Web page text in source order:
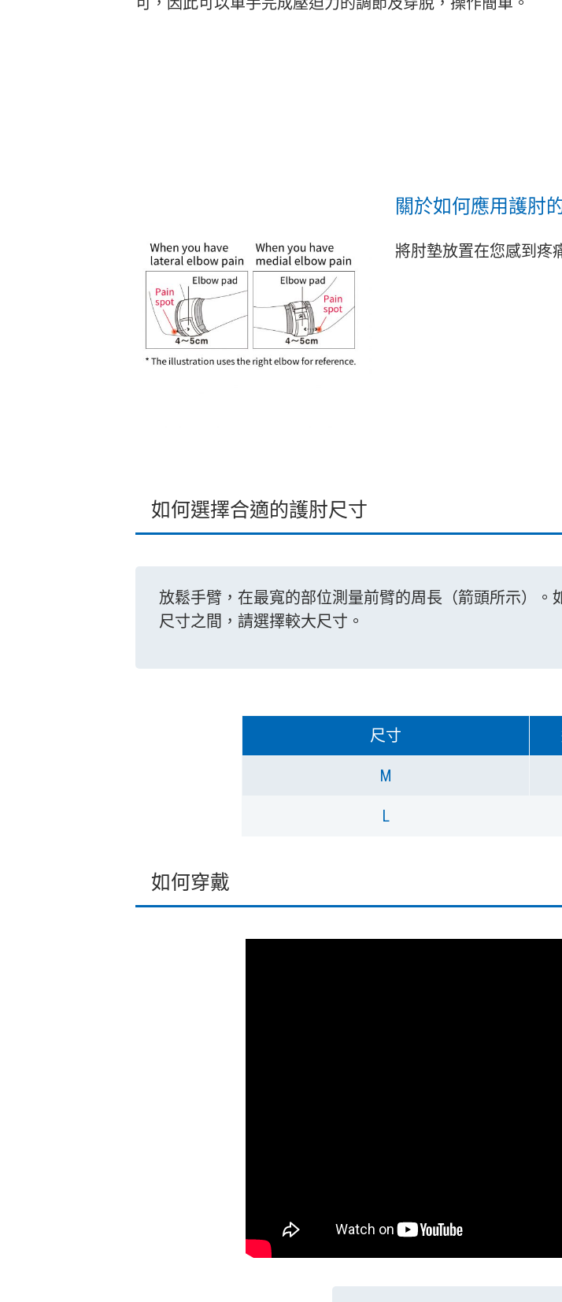
關於如何應用護肘
將肘墊放置在您感到疼
如何選擇合適的護肘尺寸
放鬆手臂，在最寬的部位測量前臂的周長（箭頭所示）。
尺寸之間，請選擇較大尺寸。
尺寸
M
L
如何穿戴